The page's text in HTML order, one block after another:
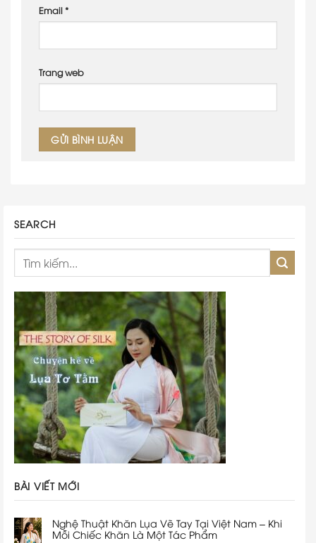
Email *
Trang web
SEARCH
BÀI VIẾT MỚI
Nghệ Thuật Khăn Lụa Vẽ Tay Tại Việt Nam – Khi
Mỗi Chiếc Khăn Là Một Tác Phẩm